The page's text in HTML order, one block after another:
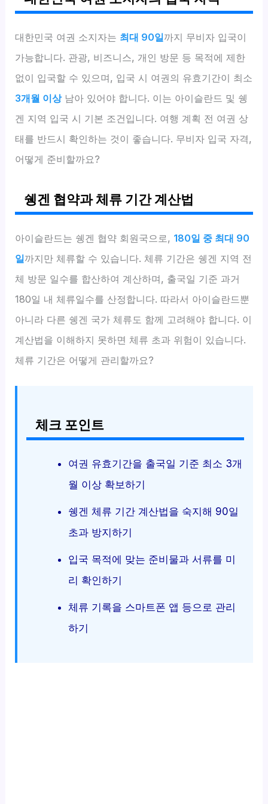
대한민국 여권 소지자는 최대 90일까지 무비자 입국이
가능합니다. 관광, 비즈니스, 개인 방문 등 목적에 제한
없이 입국할 수 있으며, 입국 시 여권의 유효기간이 최소
3개월 이상남아 있어야 합니다. 이는 아이슬란드 및 쉥
겐 지역 입국 시 기본 조건입니다. 여행 계획 전 여권 상
태를 반드시 확인하는 것이 좋습니다. 무비자 입국 자격,
어떻게 준비할까요?
쉥겐 협약과 체류 기간 계산법
아이슬란드는 쉥겐 협약 회원국으로, 180일 중 최대 90
일까지만 체류할 수 있습니다. 체류 기간은 쉥겐 지역 전
체 방문 일수를 합산하여 계산하며, 출국일 기준 과거
180일 내 체류일수를 산정합니다. 따라서 아이슬란드뿐
아니라 다른 쉥겐 국가 체류도 함께 고려해야 합니다. 이
계산법을 이해하지 못하면 체류 초과 위험이 있습니다.
체류 기간은 어떻게 관리할까요?
체크 포인트
여권 유효기간을 출국일 기준 최소 3개
월 이상 확보하기
쉥겐 체류 기간 계산법을 숙지해 90일
초과 방지하기
입국 목적에 맞는 준비물과 서류를 미
리 확인하기
체류 기록을 스마트폰 앱 등으로 관리
하기